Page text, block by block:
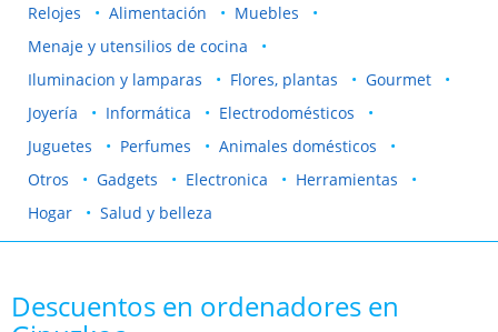
Relojes
Alimentación
Muebles
Menaje y utensilios de cocina
Iluminacion y lamparas
Flores, plantas
Gourmet
Joyería
Informática
Electrodomésticos
Juguetes
Perfumes
Animales domésticos
Otros
Gadgets Electronica
Herramientas
Hogar
Salud y belleza
Descuentos en ordenadores en